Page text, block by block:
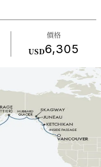
價格
USD6,305